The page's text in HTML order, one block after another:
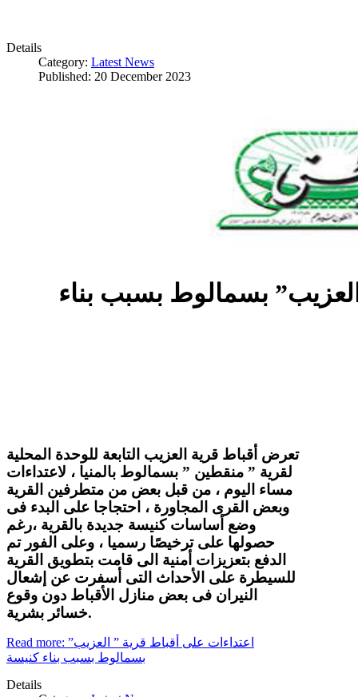
Details
Category: Latest News
Published: 20 December 2023
بسمالوط بسبب بناء
تعرض أقباط قرية العزيب التابعة للوحدة المحلية
لقرية ” منقطين ” بسمالوط بالمنيا ، لاعتداءات
مساء اليوم ، من قبل بعض من متطرفين القرية
وبعض القرى المجاورة ، احتجاجا على البدء فى
وضع أساسات كنيسة جديدة بالقرية ،رغم
حصولها على ترخيصًا رسميا ، وعلى الفور تم
الدفع بتعزيزات أمنية الى قامت بتطويق القرية
للسيطرة على الأحداث التى أسفرت عن إشعال
النيران فى بعض منازل الأقباط دون وقوع
خسائر بشرية.
Read more: اعتداءات على أقباط قرية ” العزيب”
بسمالوط بسبب بناء كنيسة
Details